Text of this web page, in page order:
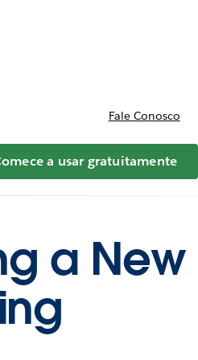
preços
Fale Conosco
a usar gratuitamente
a New